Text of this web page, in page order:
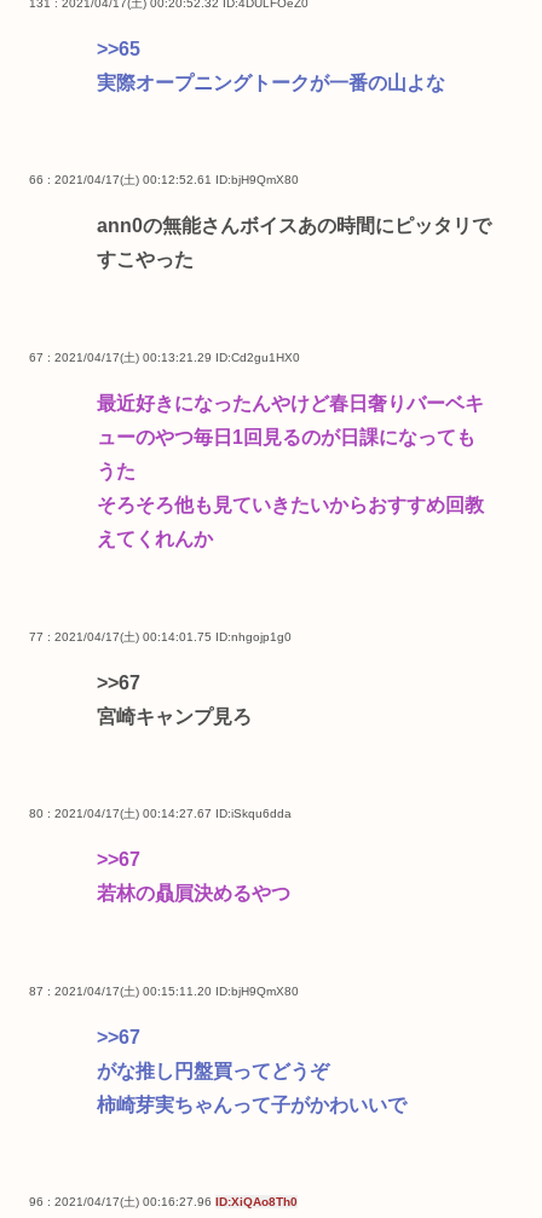
131 : 2021/04/17(土) 00:20:52.32 ID:4DULFOeZ0
>>65
実際オープニングトークが一番の山よな
66 : 2021/04/17(土) 00:12:52.61 ID:bjH9QmX80
ann0の無能さんボイスあの時間にピッタリで
すこやった
67 : 2021/04/17(土) 00:13:21.29 ID:Cd2gu1HX0
最近好きになったんやけど春日奢りバーベキ
ューのやつ毎日1回見るのが日課になっても
うた
そろそろ他も見ていきたいからおすすめ回教
えてくれんか
77 : 2021/04/17(土) 00:14:01.75 ID:nhgojp1g0
>>67
宮崎キャンプ見ろ
80 : 2021/04/17(土) 00:14:27.67 ID:iSkqu6dda
>>67
若林の贔屓決めるやつ
87 : 2021/04/17(土) 00:15:11.20 ID:bjH9QmX80
>>67
がな推し円盤買ってどうぞ
柿崎芽実ちゃんって子がかわいいで
96 : 2021/04/17(土) 00:16:27.96 ID:XiQAo8Th0